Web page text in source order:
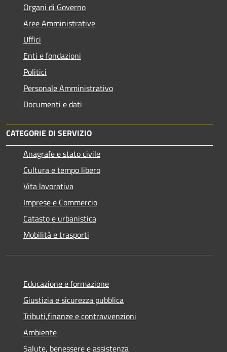
Organi di Governo
Aree Amministrative
Uffici
Enti e fondazioni
Politici
Personale Amministrativo
Documenti e dati
CATEGORIE DI SERVIZIO
Anagrafe e stato civile
Cultura e tempo libero
Vita lavorativa
Imprese e Commercio
Catasto e urbanistica
Mobilità e trasporti
Educazione e formazione
Giustizia e sicurezza pubblica
Tributi,finanze e contravvenzioni
Ambiente
Salute, benessere e assistenza